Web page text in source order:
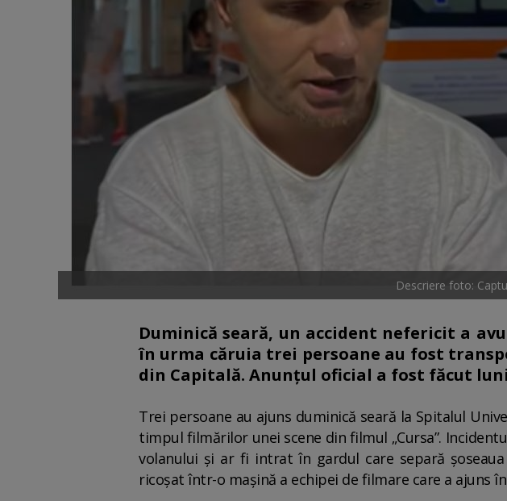
Descriere foto:
Duminică seară, un accident nefericit a
în urma căruia trei persoane au fost
din Capitală. Anunțul oficial a fost făcut
Trei persoane au ajuns duminică seară la Spitalul
timpul filmărilor unei scene din filmul „Cursa”.
volanului și ar fi intrat în gardul care separă
ricoșat într-o mașină a echipei de filmare care a ajuns